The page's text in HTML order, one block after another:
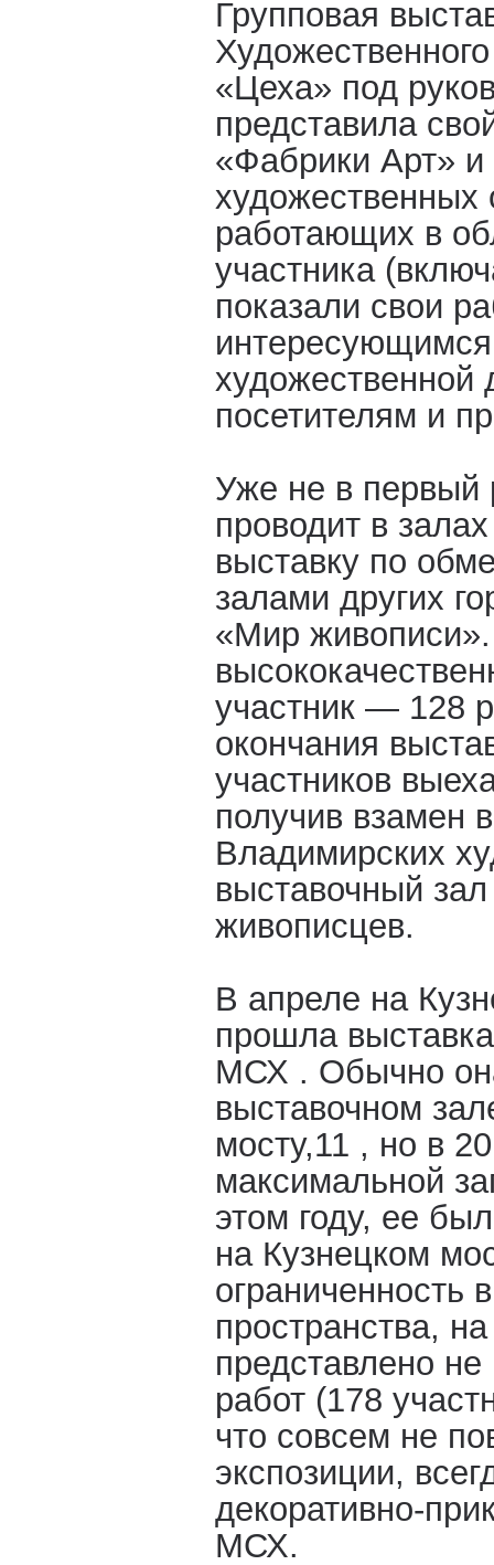
Групповая
«Цеха» под
представила
«Фабрики Арт» и
художественных
работающих в
участника
показали свои
художественной
посетителям и
Уже не в первый
проводит в
выставку по
залами других
«Мир
участник — 128
окончания
участников
получив взамен
Владимирских
выставочный
живописцев.
В апреле на
прошла
МСХ . Обычно
выставочном
мосту,11 , но в
максимальной
этом году, ее
на Кузнецком
ограниченность
пространства,
представлено
работ (178
что совсем не
экспозиции,
декоративно-
МСХ.